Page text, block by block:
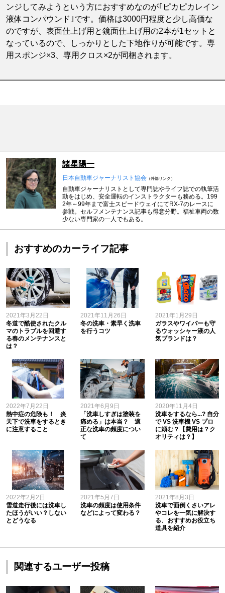
ンジしてみようという方におすすめなのが｢ピカピカレイン
液体コンパウンド｣です。価格は3000円程度と少し高価な
のですが、表面仕上げ用と鏡面仕上げ用の2本が1セットと
なっているので、しっかりとした下地作りが可能です。専
用スポンジ×3、専用クロス×2が同梱されます。
諸星陽一
日本自動車ジャーナリスト協会 （外部リンク）
自動車ジャーナリストとして専門誌やライフ誌での執筆活
動をはじめ、安全運転のインストラクターも務める。199
2年～99年まで富士スピードウェイにてRX-7のレースに
参戦。セルフメンテナンス記事も得意分野。福祉車両の数
少ない専門家の一人でもある。
おすすめのカーライフ記事
2021年3月22日
冬道で酷使されたクル
マのトラブルを回避す
る春のメンテナンスと
は？
2021年11月26日
冬の洗車・素早く洗車
を行うコツ
2021年1月29日
ガラスやワイパーも守
るウォッシャー液の人
気ブランドは？
2022年7月22日
熱中症の危険も！ 炎
天下で洗車をするとき
に注意すること
2021年6月9日
「洗車しすぎは塗装を
痛める」は本当？ 適
正な洗車の頻度につい
て
2020年11月4日
洗車をするなら...? 自分
で VS 洗車機 VS プロ
に頼む？【費用は？ク
オリティは？】
2022年2月2日
雪道走行後には洗車し
たほうがいい？しない
とどうなる
2021年5月7日
洗車の頻度は使用条件
などによって変わる？
2021年8月3日
洗車で面倒くさいアレ
やコレを一気に解決す
る、おすすめお役立ち
道具を紹介
関連するユーザー投稿